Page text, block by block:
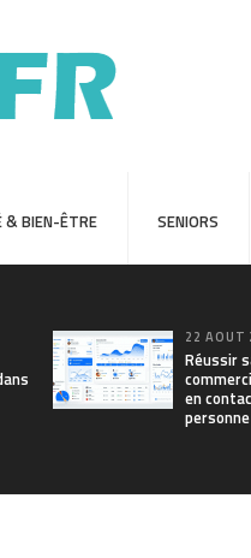
& BIEN-ÊTRE SENIORS
22 AOÛT
Réussir
en
personne